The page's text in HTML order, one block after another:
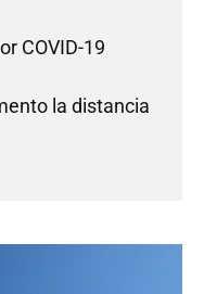
COVID-19
la distancia